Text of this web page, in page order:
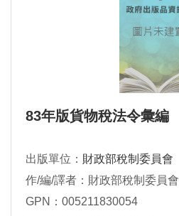
83年版貨物稅法令彙編
出版單位： 財政部稅制委員會
作/編/譯者：財政部稅制委員會
GPN：005211830054